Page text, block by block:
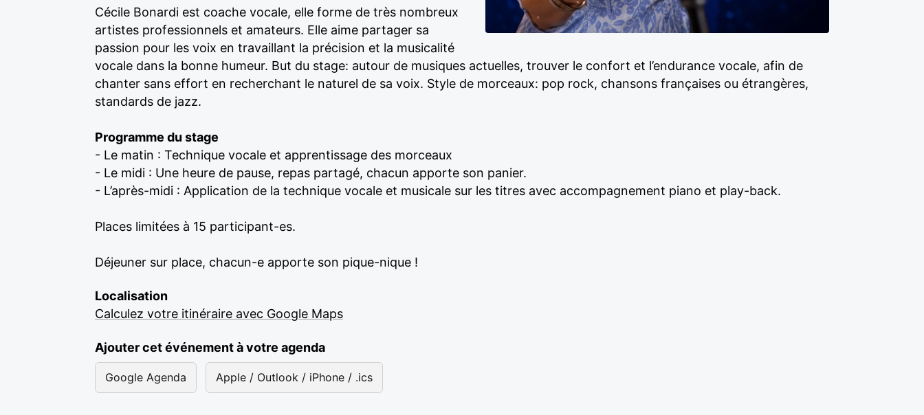
Cécile Bonardi est coache vocale, elle forme de très nombreux
artistes professionnels et amateurs. Elle aime partager sa
passion pour les voix en travaillant la précision et la musicalité
vocale dans la bonne humeur. But du stage: autour de musiques actuelles, trouver le confort et l’endurance vocale, afin de
chanter sans effort en recherchant le naturel de sa voix. Style de morceaux: pop rock, chansons françaises ou étrangères,
standards de jazz.
Programme du stage
- Le matin : Technique vocale et apprentissage des morceaux
- Le midi : Une heure de pause, repas partagé, chacun apporte son panier.
- L’après-midi : Application de la technique vocale et musicale sur les titres avec accompagnement piano et play-back.
Places limitées à 15 participant-es.
Déjeuner sur place, chacun-e apporte son pique-nique !
Localisation
Calculez votre itinéraire avec Google Maps
Ajouter cet événement à votre agenda
Google Agenda Apple / Outlook / iPhone / .ics